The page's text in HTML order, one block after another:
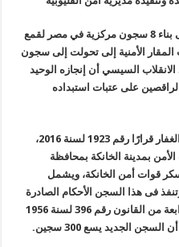
يأتي ذلك بعد مرور أقل من 4 شهور على بناء 8 سجون مركزية في مصر لقمع
الأمنية إلى تحولت إلى سجون
الانقلاب السيسي أن إنجازه الوحيد
على عتبات استبداده
وأصدر وزير داخلية الانقلاب مجدي عبد الغفار قرارًا رقم 1923 لسنة 2016،
بمدينة الخانكة بمحافظة
قوات أمن الخانكة، ويشمل
فى هذا السجن الأحكام الصادرة
ضد الأشخاص الوارد ذكرهم بالمادة الرابعة من القانون رقم 396 لسنة 1956
الجديد يسع 300 سجين
.